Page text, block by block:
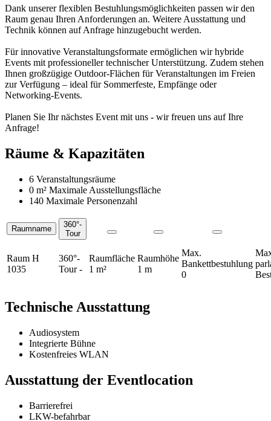
Dank unserer flexiblen Bestuhlungsmöglichkeiten passen wir den
Raum genau Ihren Anforderungen an. Weitere Ausstattung und
Technik können auf Anfrage hinzugebucht werden.
Für innovative Veranstaltungsformate ermöglichen wir hybride
Events mit professioneller technischer Unterstützung. Zudem stehen
Ihnen großzügige Outdoor-Flächen für Veranstaltungen im Freien
zur Verfügung – ideal für Sommerfeste, Empfänge oder
Networking-Events.
Planen Sie Ihr nächstes Event mit uns - wir freuen uns auf Ihre
Anfrage!
Räume & Kapazitäten
6 Veranstaltungsräume
0 m² Maximale Ausstellungsfläche
140 Maximale Personenzahl
Räume
Raumname
360°-
Tour
Raum H
1035
360°-
Tour-
Raumfläche
1 m²
Raumhöhe
1 m
Max.
Bankettbestuhlung
0
Technische Ausstattung
Audiosystem
Integrierte Bühne
Kostenfreies WLAN
Ausstattung der Eventlocation
Barrierefrei
LKW-befahrbar